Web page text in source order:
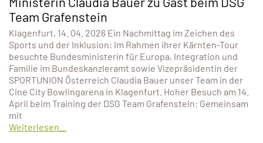
Team Grafenstein
Klagenfurt, 14. 04. 2026 Ein Nachmittag im Zeichen des
Sports und der Inklusion: Im Rahmen ihrer Kärnten-Tour
besuchte Bundesministerin für Europa, Integration und
Familie im Bundeskanzleramt sowie Vizepräsidentin der
SPORTUNION Österreich Claudia Bauer unser Team in der
Cine City Bowlingarena in Klagenfurt. Hoher Besuch am 14.
April beim Training der DSG Team Grafenstein: Gemeinsam
mit
Weiterlesen...